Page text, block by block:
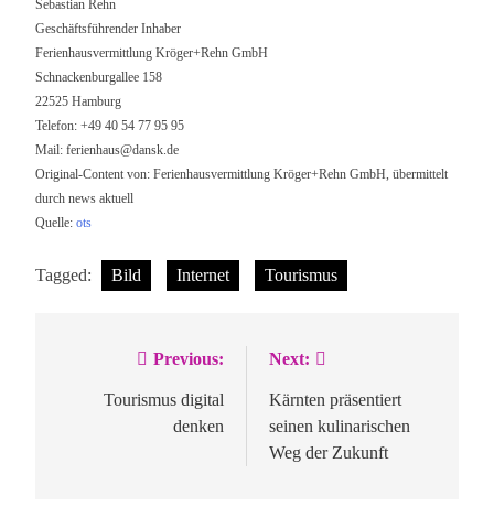
Sebastian Rehn
Geschäftsführender Inhaber
Ferienhausvermittlung Kröger+Rehn GmbH
Schnackenburgallee 158
22525 Hamburg
Telefon: +49 40 54 77 95 95
Mail: ferienhaus@dansk.de
Original-Content von: Ferienhausvermittlung Kröger+Rehn GmbH, übermittelt
durch news aktuell
Quelle: ots
Tagged: Bild Internet Tourismus
Beitragsnavigation
Previous:
Tourismus digital
denken
Next:
Kärnten präsentiert
seinen kulinarischen
Weg der Zukunft